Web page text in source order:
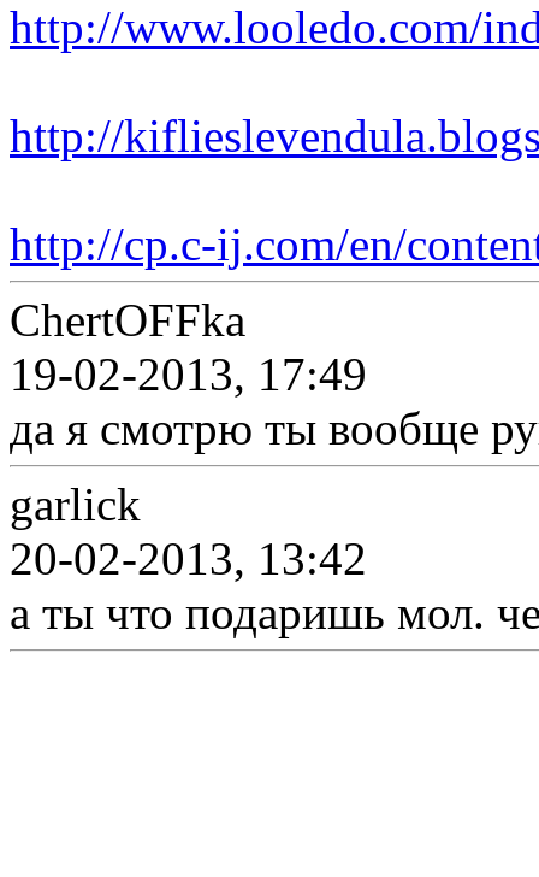
http://www.looledo.com/
http://
http://cp.c-ij.com/en/
ChertOFFka
19-02-2013, 17:49
да я смотрю ты вообще
garlick
20-02-2013, 13:42
а ты что подаришь мол.